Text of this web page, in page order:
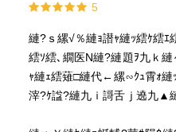
5
縺?ｓ縲√％縺ｮ譛ｬ縺ｯ繧ｹ繧ｴ
繧ｿ繧､繝医Ν縺?縺題ｦ九ｋ
ｬ縺ｪ繧薙□縺代←縲∽ｸｭ霄ｫ縺
滓?ｹ諡?縺九ｉ謌舌ｊ遶九▲